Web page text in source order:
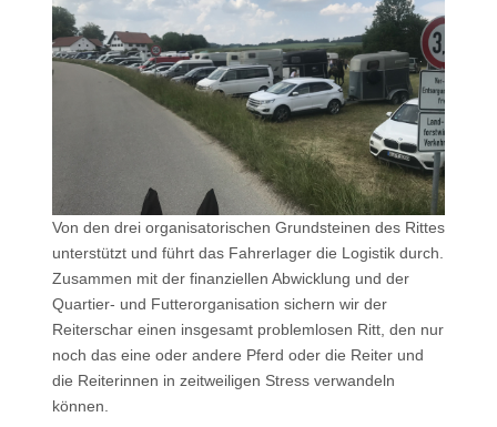
Von den drei organisatorischen Grundsteinen des Rittes
unterstützt und führt das Fahrerlager die Logistik durch.
Zusammen mit der finanziellen Abwicklung und der
Quartier- und Futterorganisation sichern wir der
Reiterschar einen insgesamt problemlosen Ritt, den nur
noch das eine oder andere Pferd oder die Reiter und
die Reiterinnen in zeitweiligen Stress verwandeln
können.